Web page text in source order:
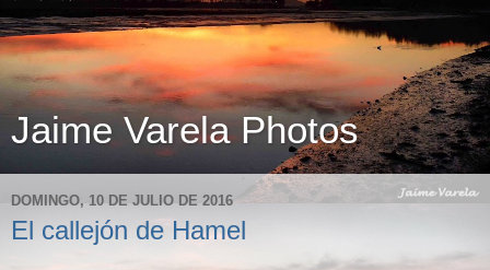
Jaime Varela Photos
DOMINGO, 10 DE JULIO DE 2016
El callejón de Hamel